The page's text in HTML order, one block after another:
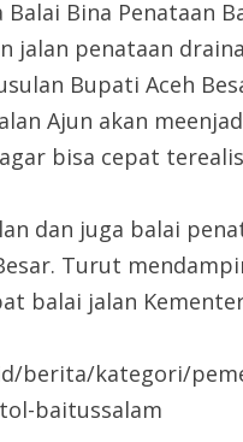
Bina Penataan
jalan penataan
Bupati Aceh
Ajun akan
bisa cepat
dan juga balai
Turut
balai jalan
berita/kategori/
baitussalam